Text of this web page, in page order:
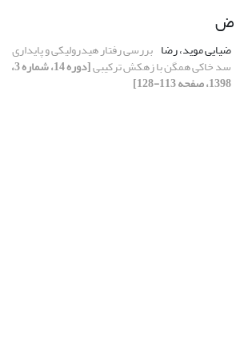
ض
ضیایی موید، رضا بررسی رفتار هیدرولیکی و پایداری
سد خاکی همگن با زهکش ترکیبی [دوره 14، شماره 3،
1398، صفحه 113-128]